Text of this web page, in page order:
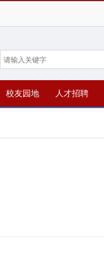
校友园地 人才招聘